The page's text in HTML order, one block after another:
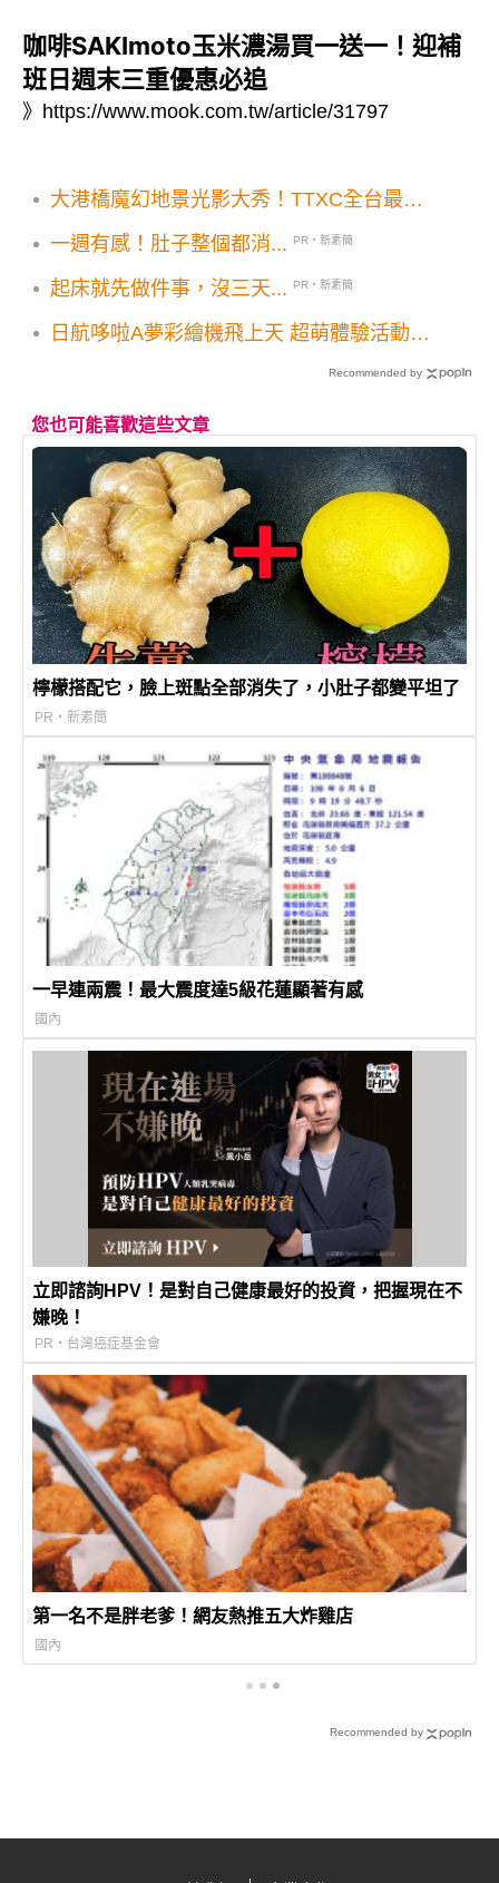
咖啡SAKImoto玉米濃湯買一送一！迎補
班日週末三重優惠必追
》 https://www.mook.com.tw/article/31797
大港橋魔幻地景光影大秀！TTXC全台最大
祭彩蛋送iPhone16
一週有感！肚子整個都消... PR・新素簡
起床就先做件事，沒三天... PR・新素簡
日航哆啦A夢彩繪機飛上天 超萌體驗活動展
Recommended by
您也可能喜歡這些文章
檸檬搭配它，臉上斑點全部消失了，小肚子都變平坦了
PR・新素簡
一早連兩震！最大震度達5級花蓮顯著有感
國內
立即諮詢HPV！是對自己健康最好的投資，把握現在不
嫌晚！
PR・台灣癌症基金會
第一名不是胖老爹！網友熱推五大炸雞店
國內
Recommended by